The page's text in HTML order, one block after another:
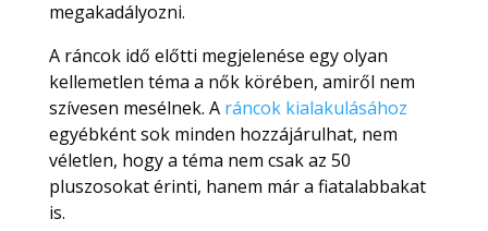
megakadályozni.
A ráncok idő előtti megjelenése egy olyan
kellemetlen téma a nők körében, amiről nem
szívesen mesélnek. A ráncok kialakulásához
egyébként sok minden hozzájárulhat, nem
véletlen, hogy a téma nem csak az 50
pluszosokat érinti, hanem már a fiatalabbakat
is.